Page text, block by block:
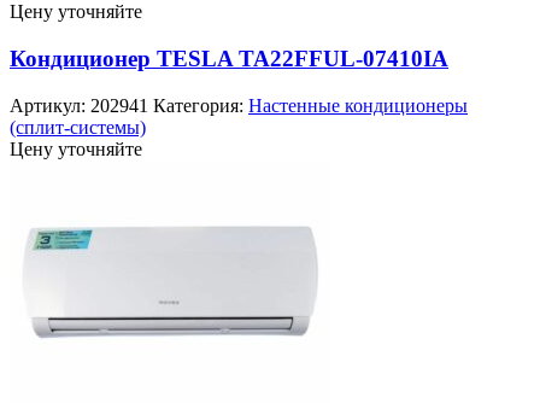
Цену уточняйте
Кондиционер TESLA TA22FFUL-07410IA
Артикул: 202941 Категория: Настенные кондиционеры
(сплит-системы)
Цену уточняйте